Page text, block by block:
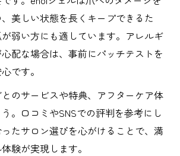
美しい状態を長くキープできるた
弱い方にも適しています。アレルギ
配な場合は、事前にパッチテストを
です。
のサービスや特典、アフターケア体
。口コミやSNSでの評判を参考にし
たサロン選びを心がけることで、満
験が実現します。